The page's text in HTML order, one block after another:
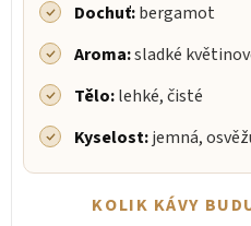
Dochuť:bergamot
Aroma:sladké
Tělo:lehké, čisté
Kyselost:jemná,
KOLIK KÁVY